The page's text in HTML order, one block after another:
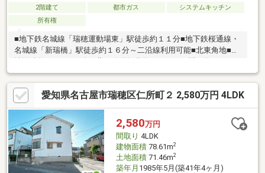
2階建て 都市ガス
システムキッチン
所有権
■地下鉄名城線「瑞穂運動場東」駅徒歩約１１分■地下鉄桜通線・
名城線「新瑞橋」駅徒歩約１６分～二沿線利用可能■北東角地■土
ｍ接道■東側公道幅員約７．２ｍに間口約９．８ｍ接道■駐車スペ
ース１台分有り（車種による）■全居室約６帖以上■ＬＤＫ約１３
帖■2026年5月 2階の和室2室→洋室へ改装済
愛知県名古屋市瑞穂区仁所町２ 2,580万円 4LDK
2,580万円
間取り 4LDK
建物面積78.61m2
土地面積71.46m2
築年月 1985年5月(築41年4ヶ月)